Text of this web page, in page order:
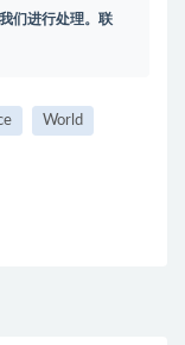
们进行处理。联
World